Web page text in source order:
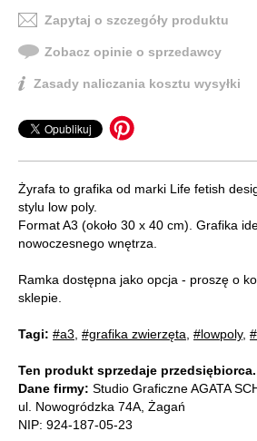
Zapytaj o szczegóły produktu
Zobacz opinie o sprzedawcy
Zasady naliczania kosztu wysyłki
Żyrafa to grafika od marki Life fetish
stylu low poly.
Format A3 (około 30 x 40 cm). Grafika
nowoczesnego wnętrza.
Ramka dostępna jako opcja - proszę o
sklepie.
Tagi: #a3 #grafika zwierzęta #lowpoly,
Ten produkt sprzedaje przedsiębiorca.
Dane firmy: Studio Graficzne AGATA
ul. Nowogródzka 74A, Żagań
NIP: 924-187-05-23